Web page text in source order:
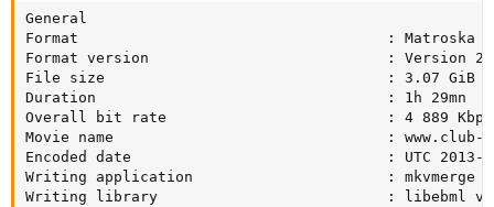
General
Format                                   : Matroska
Format version                           : Version 2
File size                                : 3.07 GiB
Duration                                 : 1h 29mn
Overall bit rate                         : 4 889 Kbps
Movie name                               : www.club-
Encoded date                             : UTC 2013-
Writing application                      : mkvmerge
Writing library                          : libebml